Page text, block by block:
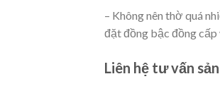
– Không nên thờ quá
đặt đồng bậc đồng cấp
Liên hệ tư vấn